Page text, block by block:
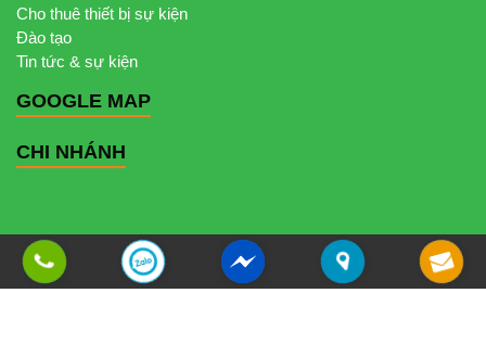
Cho thuê thiết bị sự kiện
Đào tạo
Tin tức & sự kiện
GOOGLE MAP
CHI NHÁNH